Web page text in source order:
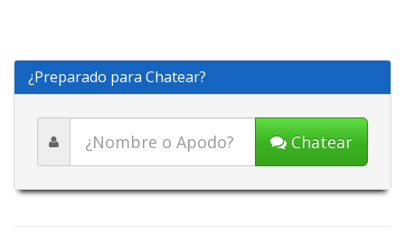
¿Preparado para Chatear?
Chatear